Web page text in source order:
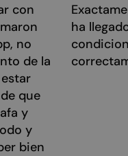
con
no
de la
que
y
y
bien
ha